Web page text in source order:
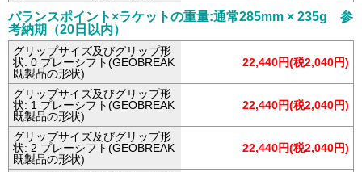
バランスポイント×ラケットの重量:通常285mm × 235g 参
考納期（20日以内）
グリップサイズ及びグリップ形
状: 0 プレーシフト(GEOBREAK
既製品の形状)
22,440円(税2,040円)
グリップサイズ及びグリップ形
状: 1 プレーシフト(GEOBREAK
既製品の形状)
22,440円(税2,040円)
グリップサイズ及びグリップ形
状: 2 プレーシフト(GEOBREAK
既製品の形状)
22,440円(税2,040円)